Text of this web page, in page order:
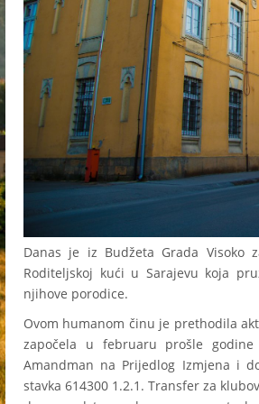
Danas je iz Budžeta Grada Visoko
Roditeljskoj kući u Sarajevu koja
njihove porodice.
Ovom humanom činu je prethodila
započela u februaru prošle
Amandman na Prijedlog Izmjena i
stavka 614300 1.2.1. Transfer za